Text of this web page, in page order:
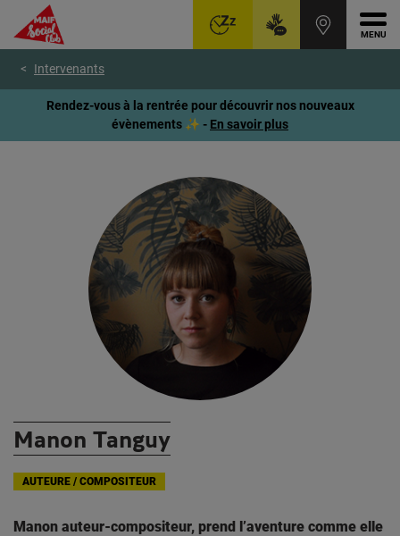
contenu
page
Intervenants
Rendez-vous à la rentrée pour découvrir nos nouveaux
évènements ✨ - En savoir plus
Manon Tanguy
AUTEURE / COMPOSITEUR
Manon auteur-compositeur, prend l’aventure comme elle